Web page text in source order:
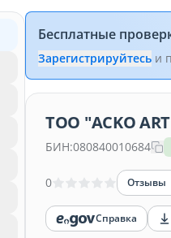
Бесплатные
Зарегистрируйтесь и
ТОО "ACKO
БИН:080840010684
0 Отзывы
Справка